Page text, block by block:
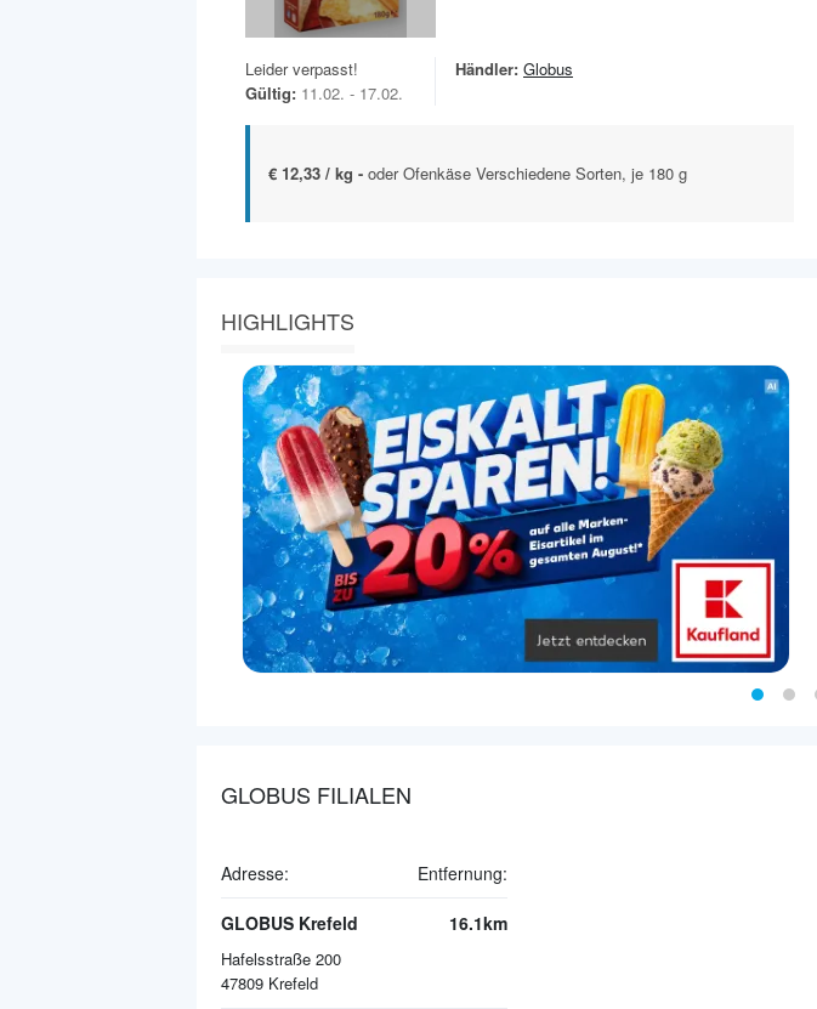
Leider verpasst!
Gültig: 11.02. - 17.02.
Händler: Globus
€ 12,33 / kg - oder Ofenkäse Verschiedene Sorten, je 180 g
HIGHLIGHTS
GLOBUS FILIALEN
Adresse: Entfernung:
GLOBUS Krefeld
Hafelsstraße 200
47809 Krefeld
16.1km